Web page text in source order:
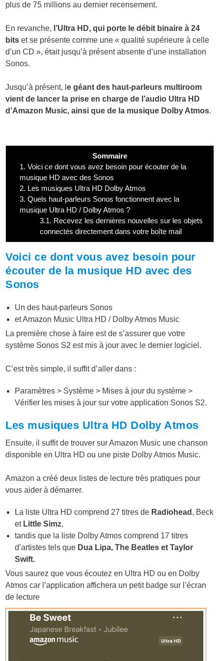
plus de 75 millions au dernier recensement.
En revanche, l’Ultra HD, qui porte le débit binaire à 24
bits et se présente comme une « qualité supérieure à celle
d’un CD », était jusqu’à présent absente d’une installation
Sonos.
Jusqu’à présent, le géant des haut-parleurs multiroom
vient de lancer la prise en charge de l’audio Ultra HD
d’Amazon Music, ainsi que de la musique Dolby Atmos.
Sommaire
1. Voici ce dont vous avez besoin pour écouter de la
musique HD avec des Sonos
2. Les musiques Ultra HD Dolby Atmos
3. Quels haut-parleurs Sonos fonctionnent avec la
musique Ultra HD / Dolby Atmos ?
3.1. Recevez les dernières nouvelles sur les objets
connectés directement dans votre boîte mail
Voici ce dont vous avez besoin pour
écouter de la musique HD avec des
Sonos
Un des haut-parleurs Sonos
et Amazon Music Ultra HD / Dolby Atmos Music
La première chose à faire est de s’assurer que votre
système Sonos S2 est mis à jour avec le dernier logiciel.
C’est très simple, il suffit d’aller dans :
Paramètres > Système > Mises à jour du système >
Vérifier les mises à jour sur votre application Sonos S2.
Les musiques Ultra HD Dolby Atmos
Ensuite, il suffit de trouver sur Amazon Music une chanson
disponible en Ultra HD ou une piste Dolby Atmos Music.
Amazon a créé deux listes de lecture très pratiques pour
vous aider à démarrer.
La liste Ultra HD comprend 27 titres de Radiohead , Beck
et Little Simz,
tandis que la liste Dolby Atmos comprend 17 titres
d’artistes tels que Dua Lipa, The Beatles et Taylor
Swift.
Vous saurez que vous écoutez en Ultra HD ou en Dolby
Atmos car l’application affichera un petit badge sur l’écran
de lecture